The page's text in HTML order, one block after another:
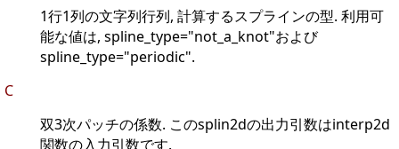
1行1列の文字列行列, 計算するスプラインの型. 利用可
能な値は, spline_type="not_a_knot"および
spline_type="periodic".
C
双3次パッチの係数. このsplin2dの出力引数はinterp2d
関数の入力引数です.